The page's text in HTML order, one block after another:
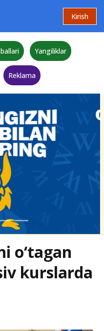
Kirish
Yangiliklar
Reklama
o‘tagan
kurslarda